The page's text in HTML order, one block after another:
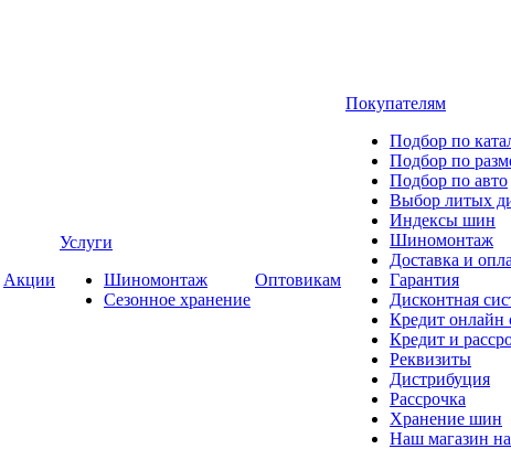
Акции
Услуги
Шиномонтаж
Сезонное хранение
Оптовикам
Покупателям
Подбор по
Подбор по
Подбор по авто
Выбор литых
Индексы шин
Шиномонтаж
Доставка и
Гарантия
Дисконтная
Кредит онлайн
Кредит и
Реквизиты
Дистрибуция
Рассрочка
Хранение шин
Наш магазин